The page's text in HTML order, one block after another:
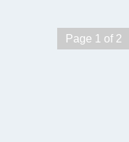
Page 1 of 2